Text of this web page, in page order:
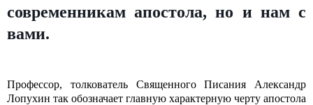
современникам апостола, но и нам с
вами.
Профессор, толкователь Священного Писания Александр
Лопухин так обозначает главную характерную черту апостола